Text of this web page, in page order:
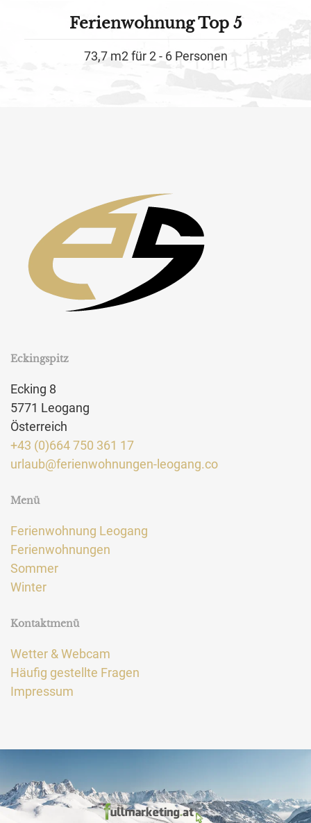
Ferienwohnung Top 5
73,7 m2 für 2 - 6 Personen
Eckingspitz
Ecking 8
5771 Leogang
Österreich
+43 (0)664 750 361 17
urlaub@ferienwohnungen-leogang.co
Menü
Ferienwohnung Leogang
Ferienwohnungen
Sommer
Winter
Kontaktmenü
Wetter & Webcam
Häufig gestellte Fragen
Impressum